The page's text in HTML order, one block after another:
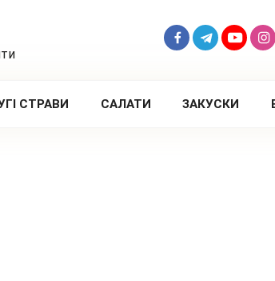
СТРАВИ САЛАТИ ЗАКУСКИ